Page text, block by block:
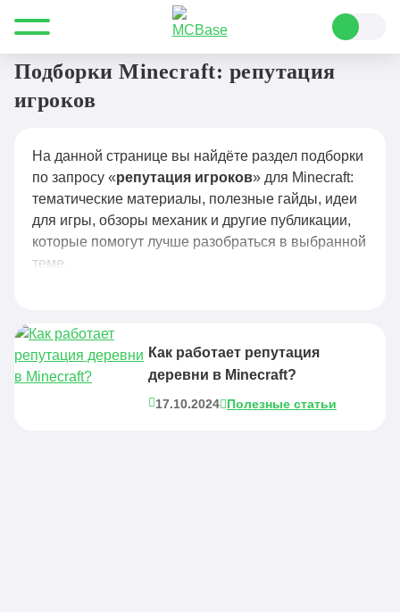
Все для Minecraft репутация игроков
Подборки Minecraft: репутация
игроков
На данной странице вы найдёте раздел подборки
по запросу «репутация игроков» для Minecraft:
тематические материалы, полезные гайды, идеи
для игры, обзоры механик и другие публикации,
которые помогут лучше разобраться в выбранной
теме.
Как работает репутация
деревни в Minecraft?
17.10.2024 Полезные статьи